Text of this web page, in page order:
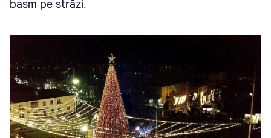
basm pe străzi.